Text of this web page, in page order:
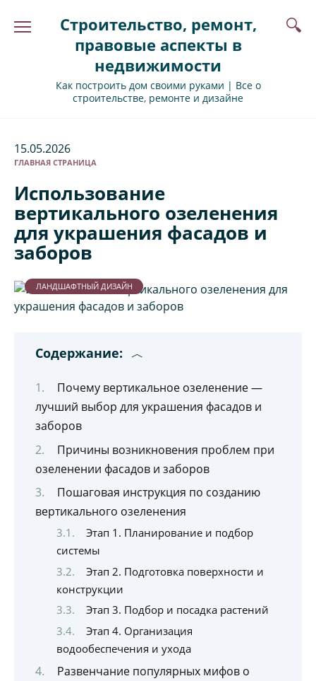
Строительство, ремонт,
правовые аспекты в
недвижимости
Как построить дом своими руками | Все о
строительстве, ремонте и дизайне
15.05.2026
ГЛАВНАЯ СТРАНИЦА
Использование
вертикального озеленения
для украшения фасадов и
заборов
ЛАНДШАФТНЫЙ ДИЗАЙН
Содержание:
Почему вертикальное озеленение —
лучший выбор для украшения фасадов и
заборов
Причины возникновения проблем при
озеленении фасадов и заборов
Пошаговая инструкция по созданию
вертикального озеленения
Этап 1. Планирование и подбор
системы
Этап 2. Подготовка поверхности и
конструкции
Этап 3. Подбор и посадка растений
Этап 4. Организация
водообеспечения и ухода
Развенчание популярных мифов о